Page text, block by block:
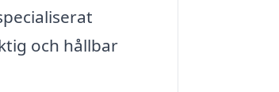
och hållbar